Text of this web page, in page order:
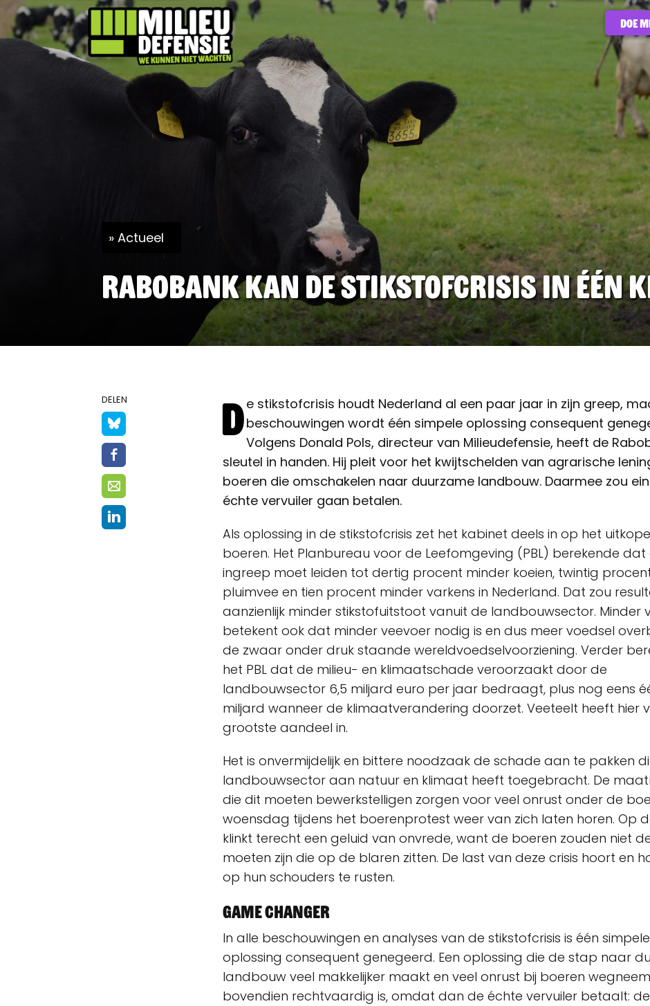
Doe
Actueel
Rabobank kan de stikstofcrisis in één
DELEN De stikstofcrisis houdt Nederland al een paar jaar in zijn greep,
beschouwingen wordt één simpele oplossing consequent
Volgens Donald Pols, directeur van Milieudefensie, heeft de
sleutel in handen. Hij pleit voor het kwijtschelden van agrarische
boeren die omschakelen naar duurzame landbouw. Daarmee zou
échte vervuiler gaan betalen.
Als oplossing in de stikstofcrisis zet het kabinet deels in op het
boeren. Het Planbureau voor de Leefomgeving (PBL) berekende dat
ingreep moet leiden tot dertig procent minder koeien, twintig
pluimvee en tien procent minder varkens in Nederland. Dat zou
aanzienlijk minder stikstofuitstoot vanuit de landbouwsector. Minder
betekent ook dat minder veevoer nodig is en dus meer voedsel
de zwaar onder druk staande wereldvoedselvoorziening. Verder
het PBL dat de milieu- en klimaatschade veroorzaakt door de
landbouwsector 6,5 miljard euro per jaar bedraagt, plus nog eens
miljard wanneer de klimaatverandering doorzet. Veeteelt heeft hier
grootste aandeel in.
Het is onvermijdelijk en bittere noodzaak de schade aan te pakken
landbouwsector aan natuur en klimaat heeft toegebracht. De
die dit moeten bewerkstelligen zorgen voor veel onrust onder de
woensdag tijdens het boerenprotest weer van zich laten horen. Op
klinkt terecht een geluid van onvrede, want de boeren zouden niet
moeten zijn die op de blaren zitten. De last van deze crisis hoort en
op hun schouders te rusten.
Game changer
In alle beschouwingen en analyses van de stikstofcrisis is één simpele
oplossing consequent genegeerd. Een oplossing die de stap naar
landbouw veel makkelijker maakt en veel onrust bij boeren
bovendien rechtvaardig is, omdat dan de échte vervuiler betaalt: de